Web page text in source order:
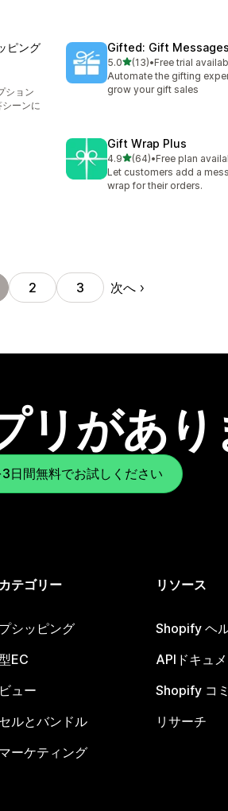
ピング
ション
ーンに
Gifted: Gift Messages
5.05つ星中
(13)
合計レビュー数：13件
•Free trial
Automate the gifting
grow your gift sales
Gift Wrap Plus
4.95つ星中
(64)
合計レビュー数：64件
•Free plan
Let customers add a
wrap for their orders.
2 3 次へ
リがあり
日間無料でお試しください
テゴリー
シッピング
EC
ュー
ルとバンドル
ーケティング
リソース
Shopify ヘ
APIドキュ
Shopify コ
リサーチ